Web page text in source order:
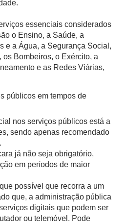
essenciais considerados
o Ensino, a Saúde, a
e a Água, a Segurança Social,
Bombeiros, o Exército, a
e as Redes Viárias,
públicos em tempos de
nos serviços públicos está a
sendo apenas recomendado
já não seja obrigatório,
em períodos de maior
possível que recorra a um
que, a administração pública
digitais que podem ser
ou telemóvel. Pode